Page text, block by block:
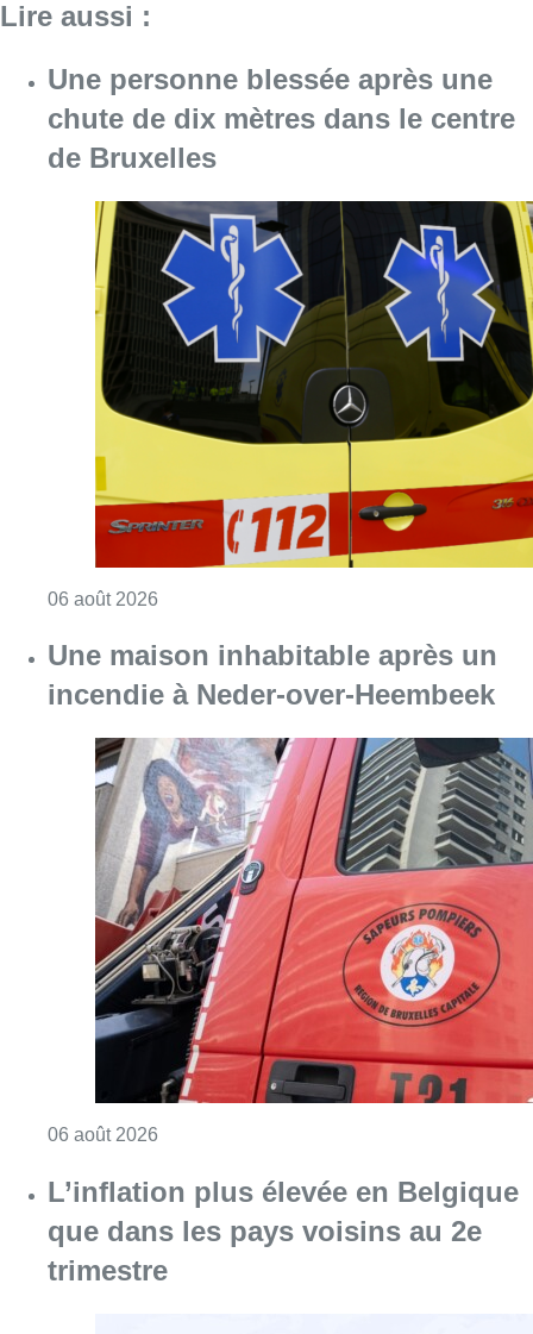
Lire aussi :
Une personne blessée après une
chute de dix mètres dans le centre
de Bruxelles
06 août 2026
Une maison inhabitable après un
incendie à Neder-over-Heembeek
06 août 2026
L’inflation plus élevée en Belgique
que dans les pays voisins au 2e
trimestre